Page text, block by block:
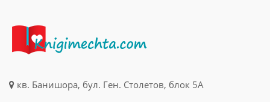
кв. Банишора, бул. Ген. Столетов, блок 5А